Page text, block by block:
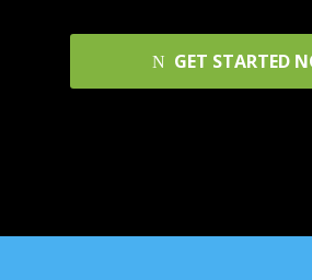
GET STARTED